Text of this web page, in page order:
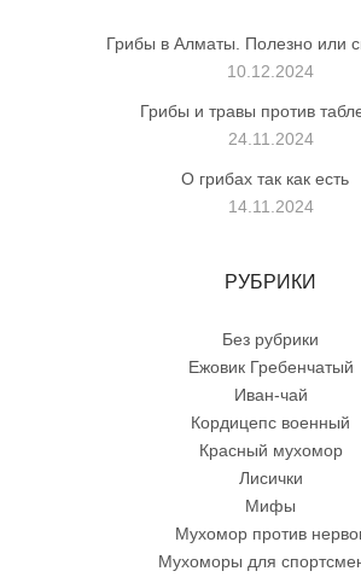
Грибы в Алматы. Полезно или
10.12.2024
Грибы и травы против
24.11.2024
О грибах так как есть
14.11.2024
РУБРИКИ
Без рубрики
Ежовик Гребенчатый
Иван-чай
Кордицепс военный
Красный мухомор
Лисички
Мифы
Мухомор против
Мухоморы для